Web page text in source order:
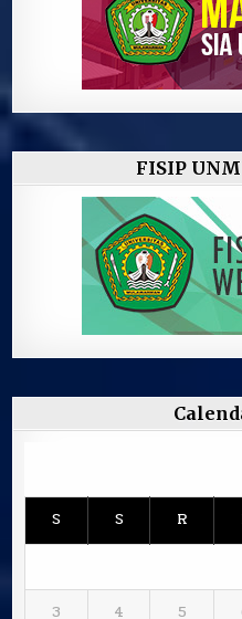
FISIP
S S R
3
4 5